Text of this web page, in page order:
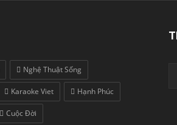
Nghệ Thuật Sống
Karaoke Viet Hạnh Phúc
Cuộc Đời